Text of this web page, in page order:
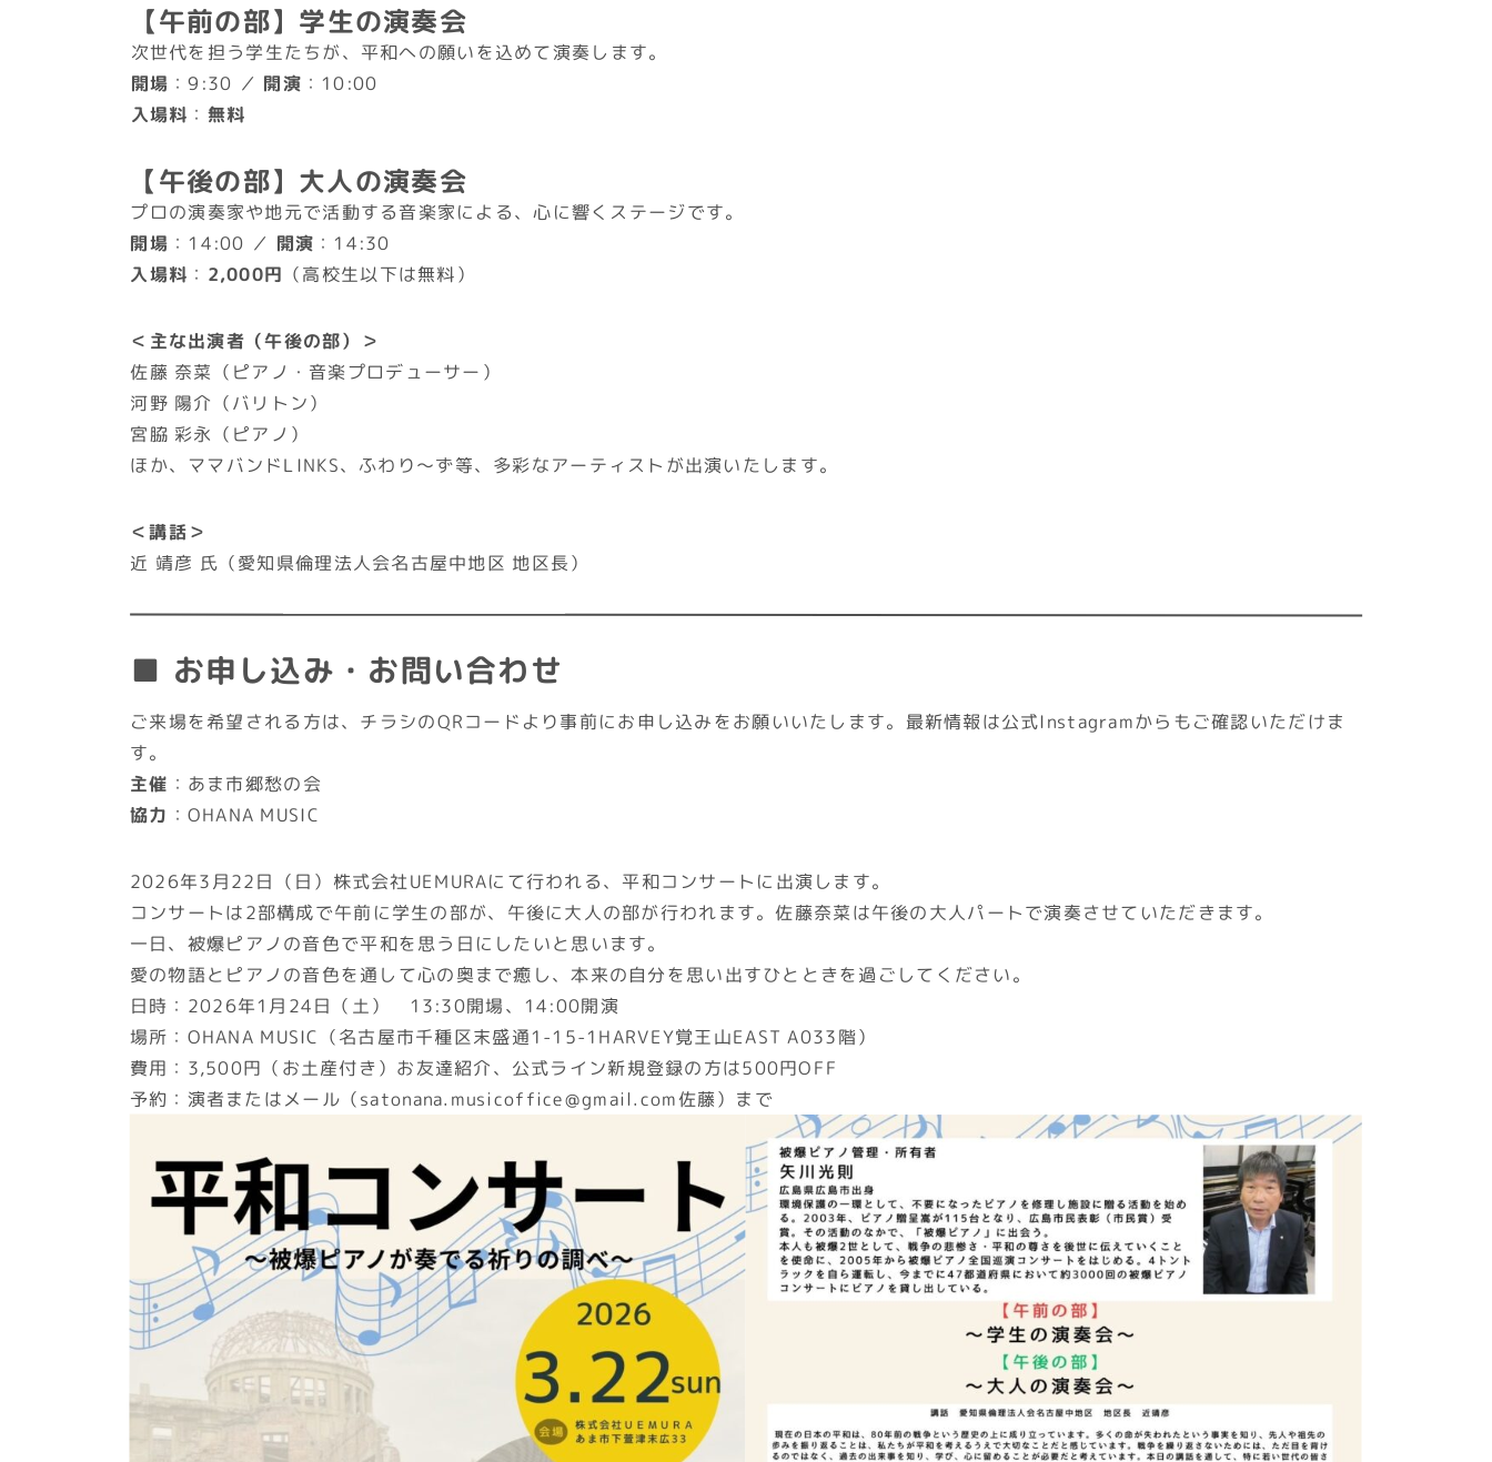
【午前の部】学生の演奏会
次世代を担う学生たちが、平和への願いを込めて演奏します。
開場 ：9:30 ／ 開演 ：10:00
入場料 ： 無料
【午後の部】大人の演奏会
プロの演奏家や地元で活動する音楽家による、心に響くステージです。
開場 ：14:00 ／ 開演 ：14:30
入場料 ： 2,000円 （高校生以下は無料）
＜主な出演者（午後の部）＞
佐藤 奈菜（ピアノ・音楽プロデューサー）
河野 陽介（バリトン）
宮脇 彩永（ピアノ）
ほか、ママバンドLINKS、ふわり～ず等、多彩なアーティストが出演いたします。
＜講話＞
近 靖彦 氏（愛知県倫理法人会名古屋中地区 地区長）
■ お申し込み・お問い合わせ
ご来場を希望される方は、チラシのQRコードより事前にお申し込みをお願いいたします。最新情報は公式Instagramからもご確認いただけま
す。
主催 ：あま市郷愁の会
協力 ：OHANA MUSIC
2026年3月22日（日）株式会社UEMURAにて行われる、平和コンサートに出演します。
コンサートは2部構成で午前に学生の部が、午後に大人の部が行われます。佐藤奈菜は午後の大人パートで演奏させていただきます。
一日、被爆ピアノの音色で平和を思う日にしたいと思います。
愛の物語とピアノの音色を通して心の奥まで癒し、本来の自分を思い出すひとときを過ごしてください。
日時：2026年1月24日（土） 13:30開場、14:00開演
場所：OHANA MUSIC（名古屋市千種区末盛通1-15-1HARVEY覚王山EAST A033階）
費用：3,500円（お土産付き）お友達紹介、公式ライン新規登録の方は500円OFF
予約：演者またはメール（satonana.musicoffice@gmail.com佐藤）まで